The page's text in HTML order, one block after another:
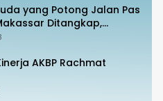
yang Potong Jalan Pas
Ditangkap,
Liar
AKBP Rachmat